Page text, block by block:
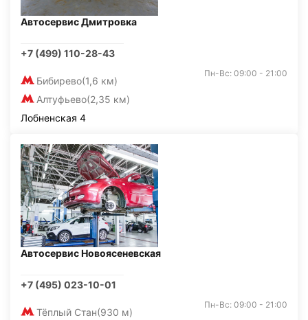
Автосервис Дмитровка
+7 (499) 110-28-43
Бибирево(1,6 км)
Алтуфьево(2,35 км)
Пн-Вс: 09:00 - 21:00
Лобненская 4
Автосервис Новоясеневская
+7 (495) 023-10-01
Тёплый Стан(930 м)
Пн-Вс: 09:00 - 21:00